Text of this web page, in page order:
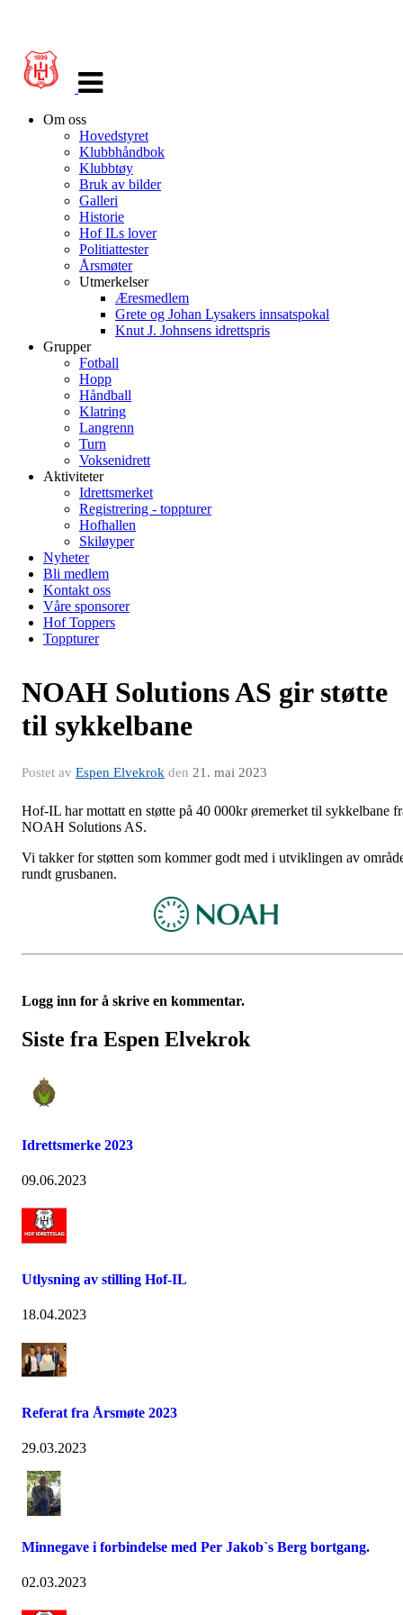
navigasjon
Om oss
Hovedstyret
Klubbhåndbok
Klubbtøy
Bruk av bilder
Galleri
Historie
Hof ILs lover
Politiattester
Årsmøter
Utmerkelser
Æresmedlem
Grete og Johan Lysakers innsatspokal
Knut J. Johnsens idrettspris
Grupper
Fotball
Hopp
Håndball
Klatring
Langrenn
Turn
Voksenidrett
Aktiviteter
Idrettsmerket
Registrering - toppturer
Hofhallen
Skiløyper
Nyheter
Bli medlem
Kontakt oss
Våre sponsorer
Hof Toppers
Toppturer
NOAH Solutions AS gir støtte
til sykkelbane
Postet av Espen Elvekrok den 21. mai 2023
Hof-IL har mottatt en støtte på 40 000kr øremerket til sykkelbane
NOAH Solutions AS.
Vi takker for støtten som kommer godt med i utviklingen av
rundt grusbanen.
Logg inn for å skrive en kommentar.
Siste fra Espen Elvekrok
Idrettsmerke 2023
09.06.2023
Utlysning av stilling Hof-IL
18.04.2023
Referat fra Årsmøte 2023
29.03.2023
Minnegave i forbindelse med Per Jakob`s Berg bortgang.
02.03.2023